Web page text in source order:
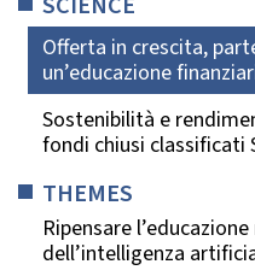
Offerta in crescita,
un’educazione
Sostenibilità e
fondi chiusi classificati
THEMES
Ripensare
dell’intelligenza